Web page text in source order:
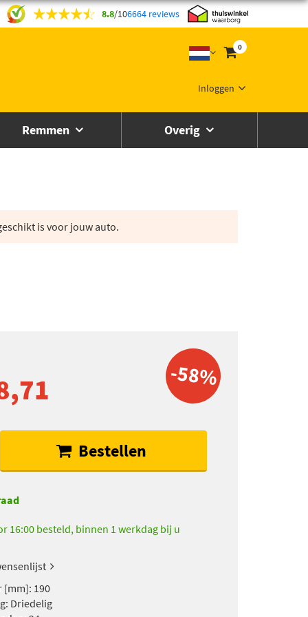
8.8/106664 reviews
0
Inloggen
Remmen Overig
is voor jouw auto.
-58%
Bestellen
16:00 besteld, binnen 1 werkdag bij u
[mm]: 190
Driedelig